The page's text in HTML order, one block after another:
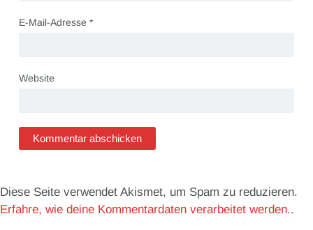
E-Mail-Adresse *
Website
Diese Seite verwendet Akismet, um Spam zu reduzieren.
Erfahre, wie deine Kommentardaten verarbeitet werden..